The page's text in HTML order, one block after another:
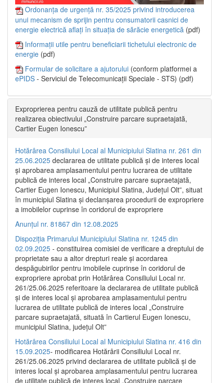
Ordonanța de urgență nr. 35/2025 privind introducerea
unui mecanism de sprijin pentru consumatorii casnici de
energie electrică aflați în situația de sărăcie energetică (pdf)
Informații utile pentru beneficiarii tichetului electronic de
energie (pdf)
Formular de solicitare a ajutorului (conform platformei a
ePIDS - Serviciul de Telecomunicații Speciale - STS) (pdf)
Exproprierea pentru cauză de utilitate publică pentru
realizarea obiectivului „Construire parcare supraetajată,
Cartier Eugen Ionescu”
Hotărârea Consiliului Local al Municipiului Slatina nr. 261 din
25.06.2025 declararea de utilitate publică și de interes local
și aprobarea amplasamentului pentru lucrarea de utilitate
publică de interes local „Construire parcare supraetajată,
Cartier Eugen Ionescu, Municipiul Slatina, Județul Olt”, situat
în municipiul Slatina și declanșarea procedurii de expropriere
a imobilelor cuprinse în coridorul de expropriere
Anunțul nr. 81867 din 12.08.2025
Dispoziția Primarului Municipiului Slatina nr. 1245 din
02.09.2025 - constituirea comisiei de verificare a dreptului de
proprietate sau a altor drepturi reale și acordarea
despăgubirilor pentru imobilele cuprinse în coridorul de
expropriere aprobat prin Hotărârea Consiliului Local nr.
261/25.06.2025 referitoare la declararea de utilitate publică
și de interes local și aprobarea amplasamentului pentru
lucrarea de utilitate publică de interes local „Construire
parcare supraetajată, situată în Cartierul Eugen Ionescu,
municipiul Slatina, județul Olt”
Hotărârea Consiliului Local al Municipiului Slatina nr. 416 din
15.09.2025- modificarea Hotărârii Consiliului Local nr.
261/25.06.2025 privind declararea de utilitate publică și de
interes local și aprobarea amplasamentului pentru lucrarea
de utilitate publică de interes local „Construire parcare